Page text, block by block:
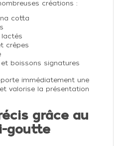
créations :
cotta
crêpes
boissons signatures
immédiatement une
valorise la présentation
grâce au
goutte